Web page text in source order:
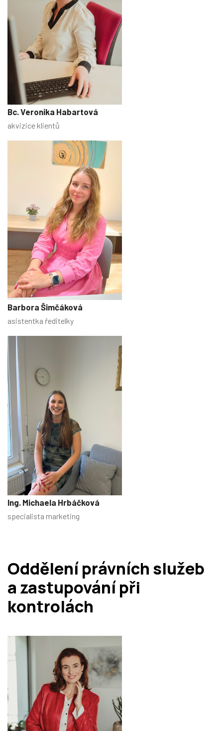
Bc. Veronika Habartová
akvizice klientů
Barbora Šimčáková
asistentka ředitelky
Ing. Michaela Hrbáčková
specialista marketing
Oddělení právních služeb
a zastupování při
kontrolách